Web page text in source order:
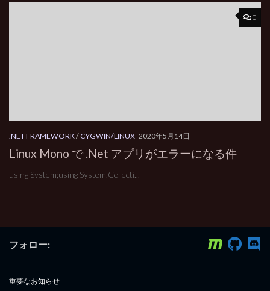
0
.NET FRAMEWORK/CYGWIN/LINUX 2020年5月14日
Linux Mono で .Net アプリがエラーになる件
using System;using System.Collecti...
フォロー:
重要なお知らせ